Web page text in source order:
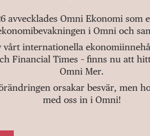
avvecklades Omni Ekonomi som
i Omni och
vårt internationella
Financial Times – finns nu att
Omni Mer.
orsakar besvär, men
med oss in i Omni!